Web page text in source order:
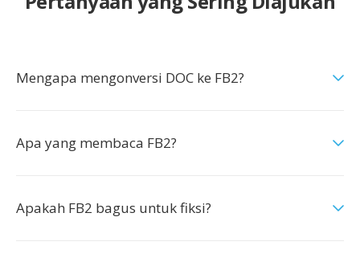
Mengapa mengonversi DOC ke FB2?
Apa yang membaca FB2?
Apakah FB2 bagus untuk fiksi?